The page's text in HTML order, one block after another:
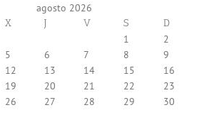
agosto 2026
X J V S D
1
2
5 6 7 8
9
12 13 14 15
16
19 20 21 22
23
26 27 28 29
30